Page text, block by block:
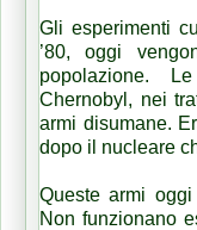
Gli esperimenti
’80, oggi
popolazione.
Chernobyl, nei
armi disumane.
dopo il nucleare
Queste armi
Non funzionano